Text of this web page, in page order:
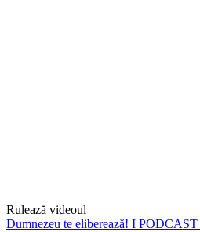
Rulează videoul
Dumnezeu te eliberează! I